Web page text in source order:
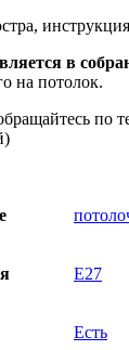
в
на потолок.
по
E27
Есть